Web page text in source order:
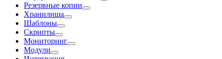
Резервные копии
Хранилища
Шаблоны
Скрипты
Мониторинг
Модули